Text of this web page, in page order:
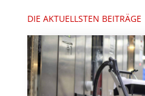
DIE AKTUELLSTEN BEITRÄGE